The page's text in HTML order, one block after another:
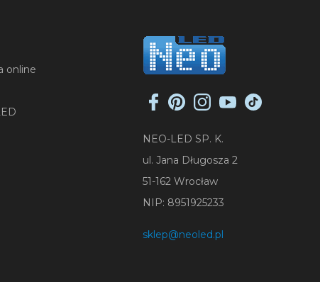
online
NEO-LED SP. K.
ul. Jana Długosza 2
51-162 Wrocław
NIP: 8951925233
sklep@neoled.pl